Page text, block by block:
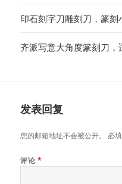
印石刻字刀雕刻刀，篆
齐派写意大角度篆刻刀
发表回复
您的邮箱地址不会被公开。 必
评论 *